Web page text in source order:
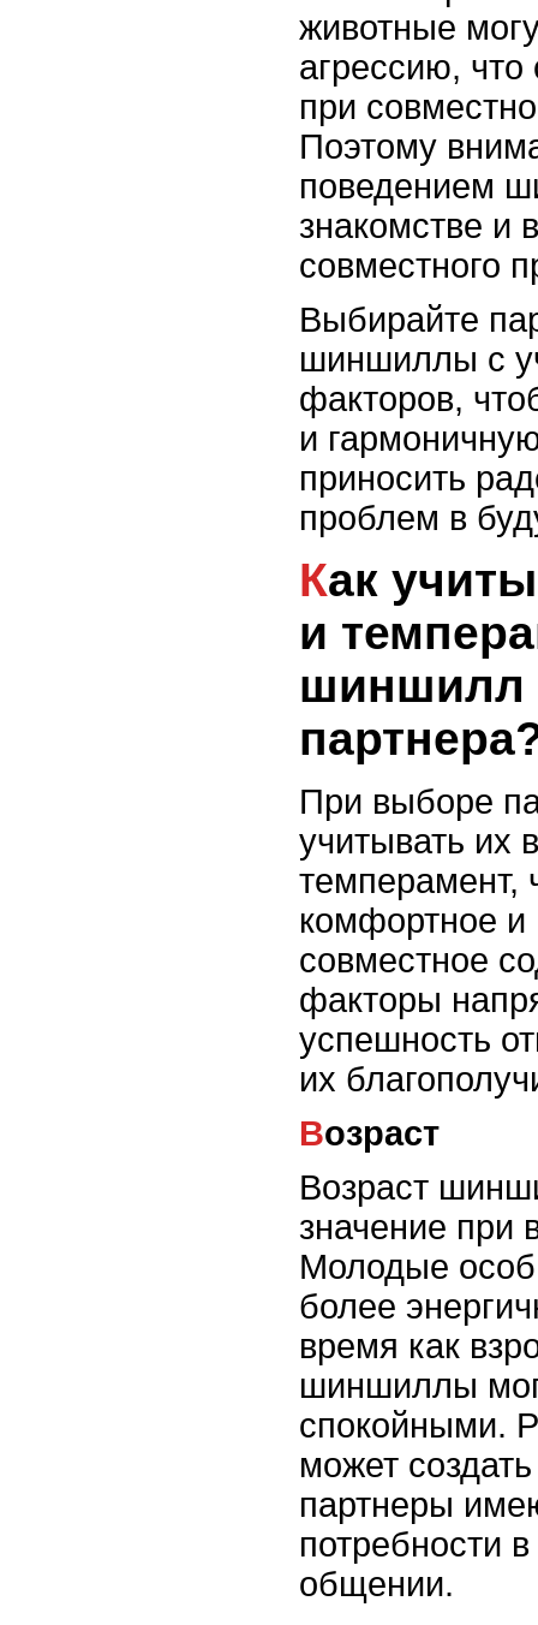
животные
агрессию,
при
Поэтому
поведением
знакомстве и
совместного
Выбирайте
шиншиллы с
факторов,
и
приносить
проблем в
Как учитывать возраст
и
шиншилл
При выборе
учитывать их
темперамент,
комфортное и
совместное
факторы
успешность
их
Возраст
Возраст
значение при
Молодые
более
время как
шиншиллы
спокойными.
может
партнеры
потребности
общении.